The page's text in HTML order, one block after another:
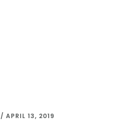
/ APRIL 13, 2019